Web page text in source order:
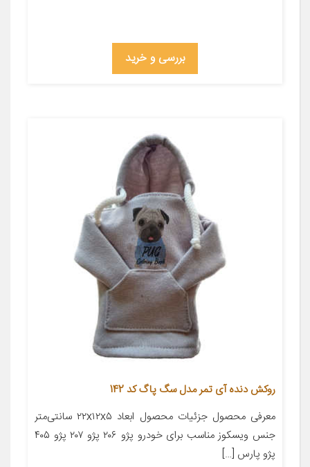
بررسی و خرید
روکش دنده آی تمر مدل سگ پاگ کد 142
معرفی محصول جزئیات محصول ابعاد ۲۲x۱۲x۵ سانتی‌متر
جنس ویسکوز مناسب برای خودرو پژو ۲۰۶ پژو ۲۰۷ پژو ۴۰۵
پژو پارس […]